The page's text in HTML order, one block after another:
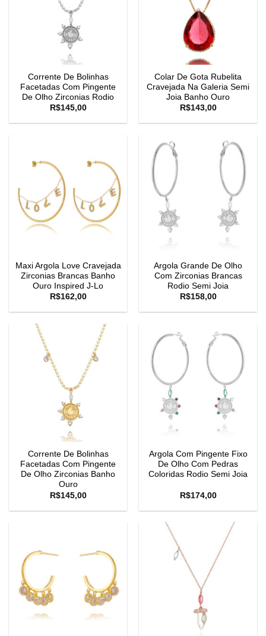
Corrente De Bolinhas
Facetadas Com Pingente
De Olho Zirconias Rodio
R$145,00
Colar De Gota Rubelita
Cravejada Na Galeria Semi
Joia Banho Ouro
R$143,00
Maxi Argola Love Cravejada
Zirconias Brancas Banho
Ouro Inspired J-Lo
R$162,00
Argola Grande De Olho
Com Zirconias Brancas
Rodio Semi Joia
R$158,00
Corrente De Bolinhas
Facetadas Com Pingente
De Olho Zirconias Banho
Ouro
R$145,00
Argola Com Pingente Fixo
De Olho Com Pedras
Coloridas Rodio Semi Joia
R$174,00